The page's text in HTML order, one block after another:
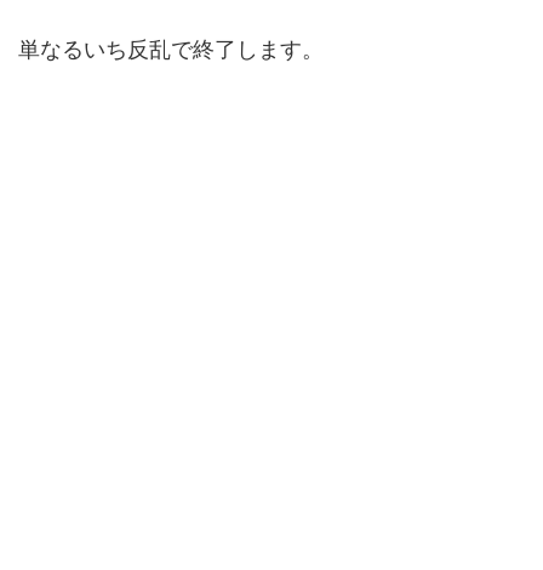
単なるいち反乱で終了します。